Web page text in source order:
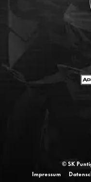
© SK
Impressum